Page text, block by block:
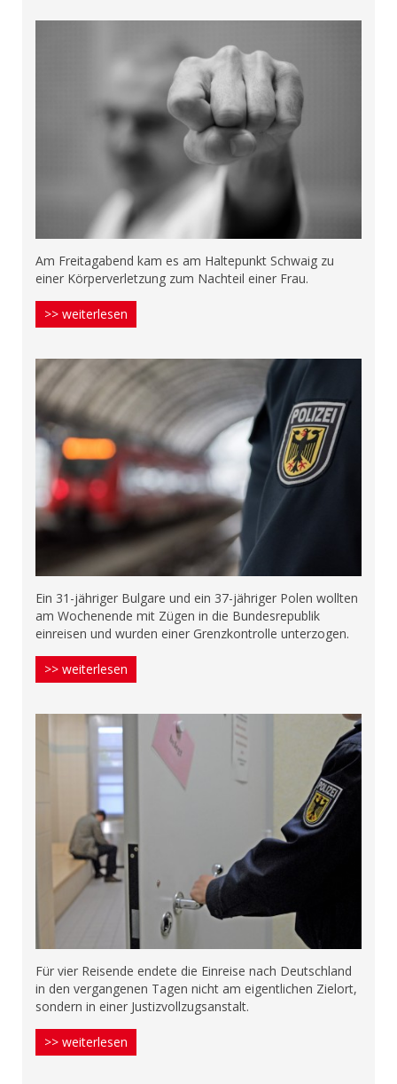
Am Freitagabend kam es am Haltepunkt Schwaig zu
einer Körperverletzung zum Nachteil einer Frau.
>> weiterlesen
Ein 31-jähriger Bulgare und ein 37-jähriger Polen wollten
am Wochenende mit Zügen in die Bundesrepublik
einreisen und wurden einer Grenzkontrolle unterzogen.
>> weiterlesen
Für vier Reisende endete die Einreise nach Deutschland
in den vergangenen Tagen nicht am eigentlichen Zielort,
sondern in einer Justizvollzugsanstalt.
>> weiterlesen